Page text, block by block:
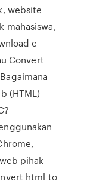
website
mahasiswa,
e
Convert
(HTML)
pihak
html to